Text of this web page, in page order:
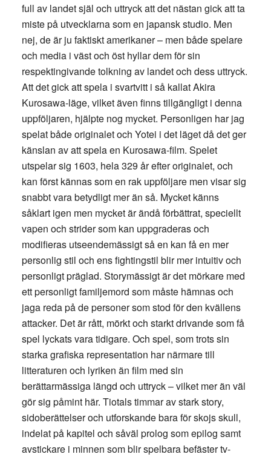
full av landet själ och uttryck att det nästan gick att ta
miste på utvecklarna som en japansk studio. Men
nej, de är ju faktiskt amerikaner – men både spelare
och media i väst och öst hyllar dem för sin
respektingivande tolkning av landet och dess uttryck.
Att det gick att spela i svartvitt i så kallat Akira
Kurosawa-läge, vilket även finns tillgängligt i denna
uppföljaren, hjälpte nog mycket. Personligen har jag
spelat både originalet och Yotei i det läget då det ger
känslan av att spela en Kurosawa-film. Spelet
utspelar sig 1603, hela 329 år efter originalet, och
kan först kännas som en rak uppföljare men visar sig
snabbt vara betydligt mer än så. Mycket känns
såklart igen men mycket är ändå förbättrat, speciellt
vapen och strider som kan uppgraderas och
modifieras utseendemässigt så en kan få en mer
personlig stil och ens fightingstil blir mer intuitiv och
personligt präglad. Storymässigt är det mörkare med
ett personligt familjemord som måste hämnas och
jaga reda på de personer som stod för den kvällens
attacker. Det är rått, mörkt och starkt drivande som få
spel lyckats vara tidigare. Och spel, som trots sin
starka grafiska representation har närmare till
litteraturen och lyriken än film med sin
berättarmässiga längd och uttryck – vilket mer än väl
gör sig påmint här. Tiotals timmar av stark story,
sidoberättelser och utforskande bara för skojs skull,
indelat på kapitel och såväl prolog som epilog samt
avstickare i minnen som blir spelbara befäster tv-